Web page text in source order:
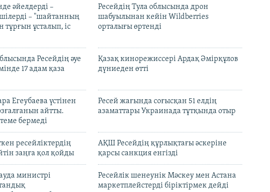
әйелдерді –
– "шайтанның
ұсталып, іс
Ресейдің Тула облысында дрон
шабуылынан кейін Wildberries
орталығы өртенді
Ресейдің әуе
17 адам қаза
Қазақ кинорежиссері Ардақ Әмірқұлов
дүниеден өтті
Егеубаева үстінен
айтты.
бермеді
Ресей жағында соғысқан 51 елдің
азаматтары Украинада тұтқында отыр
ресейліктердің
заңға қол қойды
АҚШ Ресейдің құрлықтағы әскеріне
қарсы санкция енгізді
министрі
Ресейлік шенеунік Мәскеу мен Астана
маркетплейстерді біріктірмек дейді